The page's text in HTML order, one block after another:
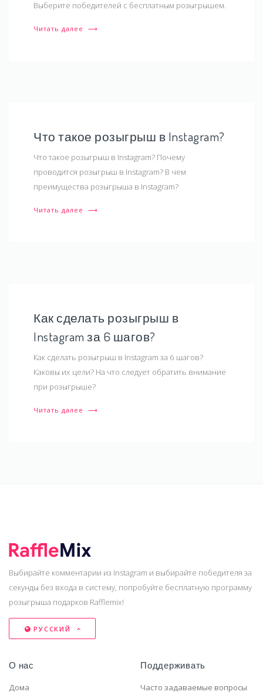
Выберите победителей с бесплатным розыгрышем.
Читать далее ⟶
Что такое розыгрыш в Instagram?
Что такое розыгрыш в Instagram? Почему
проводится розыгрыш в Instagram? В чем
преимущества розыгрыша в Instagram?
Читать далее ⟶
Как сделать розыгрыш в
Instagram за 6 шагов?
Как сделать розыгрыш в Instagram за 6 шагов?
Каковы их цели? На что следует обратить внимание
при розыгрыше?
Читать далее ⟶
Выбирайте комментарии из Instagram и выбирайте победителя за
секунды без входа в систему, попробуйте бесплатную программу
розыгрыша подарков Rafflemix!
РУССКИЙ
О нас
Дома
Поддерживать
Часто задаваемые вопросы